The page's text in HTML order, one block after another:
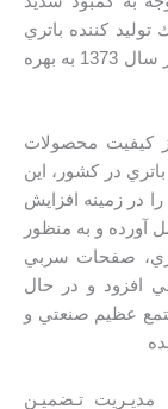
كننده باتري
خودرو دولتي در كشور وجود داشت تاسیس و از سال 1373 به بهره
كيفيت محصولات
در كشور، اين
در زمينه افزايش
آورده و به منظور
صفحات سربي
افزود و در حال
عظيم صنعتي و
تـضميـن